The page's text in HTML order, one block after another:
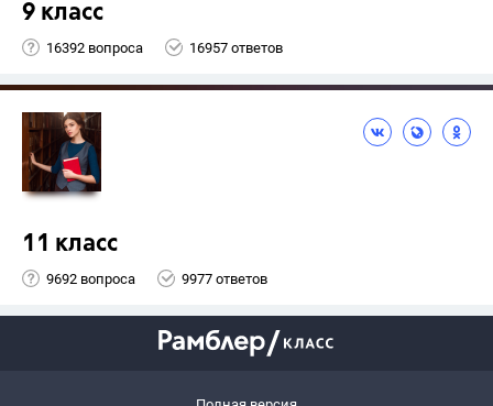
9 класс
16392 вопроса 16957 ответов
11 класс
9692 вопроса 9977 ответов